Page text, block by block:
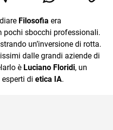
di testate giornalistiche online
Filosofia era
pochi sbocchi professionali.
un’inversione di rotta.
dalle grandi aziende di
è Luciano Floridi, un
di etica IA.